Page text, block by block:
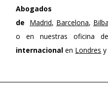
Abogados
de
Madrid, Barcelona,
o en nuestras oficina
internacionalen Londres y